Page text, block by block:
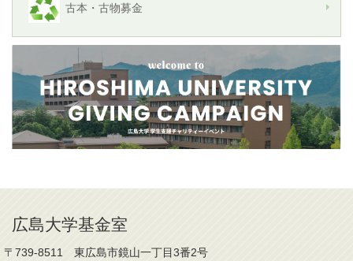
古本・古物募金
広島大学基金室
〒739-8511 東広島市鏡山一丁目3番2号